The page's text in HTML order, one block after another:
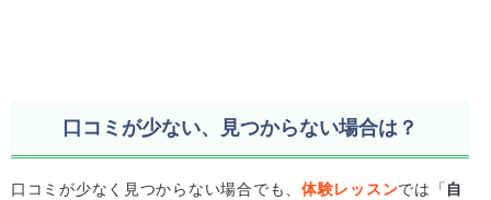
口コミが少ない、見つからない場合は？
口コミが少なく見つからない場合でも、 体験レッスンでは「 自